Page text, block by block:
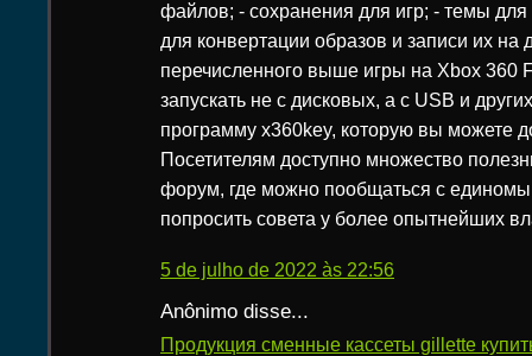
файлов; - сохранения для игр; - темы
для конвертации образов и записи их на
перечисленного выше игры на Xbox 360
запускать не с дисковых, а с USB и
программу x360key, которую вы можете
Посетителям доступно множество
форум, где можно пообщаться с
попросить совета у более опытнейших
5 de julho de 2022 às 22:56
Anônimo disse...
Продукция сменные кассеты gillette